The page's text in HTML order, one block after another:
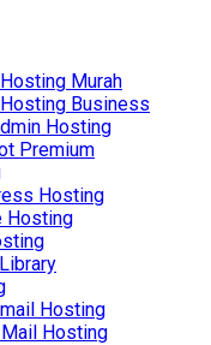
Murah
Business
Hosting
Premium
Hosting
Hosting
Hosting
Hosting